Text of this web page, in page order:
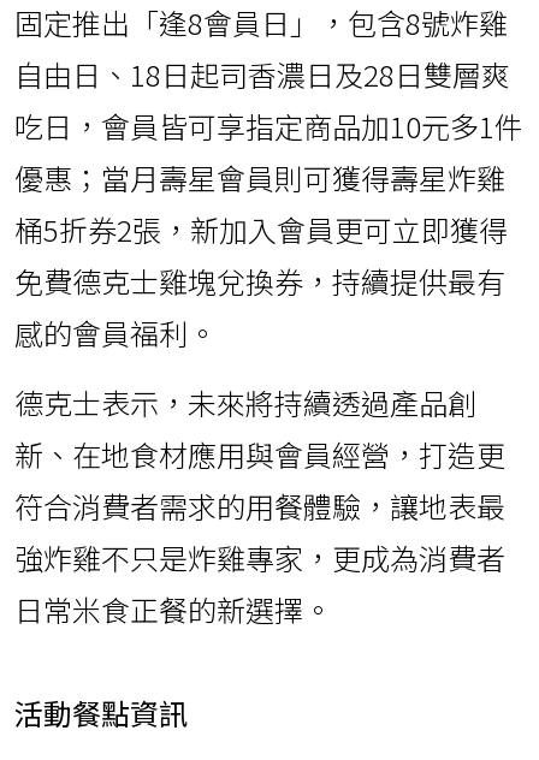
固定推出「逢8會員日」，包含8號炸雞
自由日、18日起司香濃日及28日雙層爽
吃日，會員皆可享指定商品加10元多1件
優惠；當月壽星會員則可獲得壽星炸雞
桶5折券2張，新加入會員更可立即獲得
免費德克士雞塊兌換券，持續提供最有
感的會員福利。
德克士表示，未來將持續透過產品創
新、在地食材應用與會員經營，打造更
符合消費者需求的用餐體驗，讓地表最
強炸雞不只是炸雞專家，更成為消費者
日常米食正餐的新選擇。
活動餐點資訊